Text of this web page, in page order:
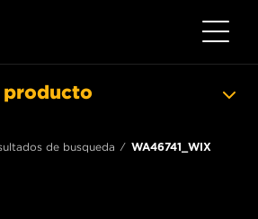
Toggle
producto
de busqueda WA46741_WIX